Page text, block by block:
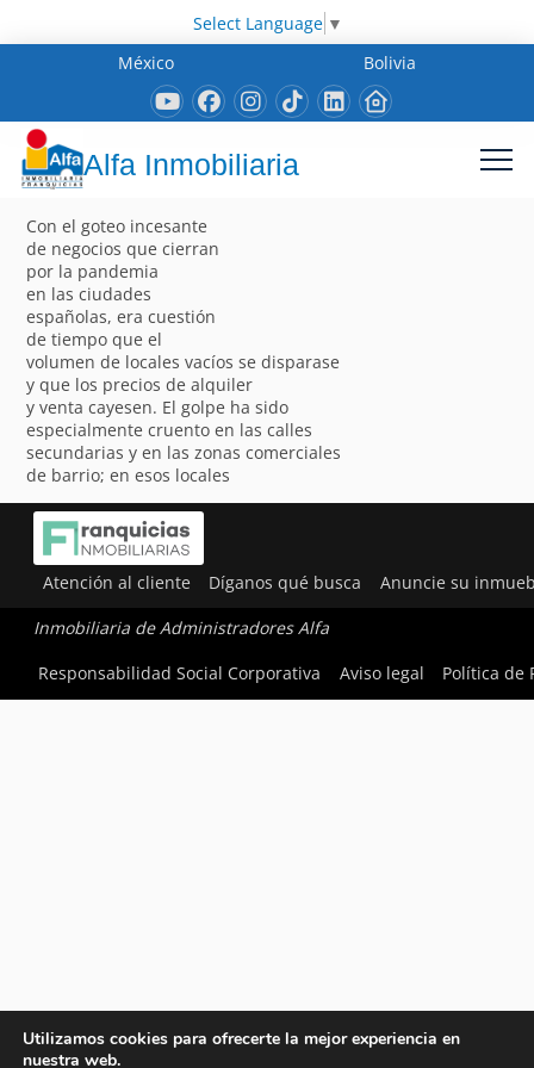
Select Language ▼
México
Bolivia
Alfa Inmobiliaria
Con el goteo incesante
de negocios que cierran
por la pandemia
en las ciudades
españolas, era cuestión
de tiempo que el
volumen de locales vacíos se disparase
y que los precios de alquiler
y venta cayesen. El golpe ha sido
especialmente cruento en las calles
secundarias y en las zonas comerciales
de barrio; en esos locales
Atención al cliente Díganos qué busca Anuncie su
Inmobiliaria de Administradores Alfa
Responsabilidad Social Corporativa
Aviso legal Política de
Utilizamos cookies para ofrecerte la mejor experiencia en
nuestra web.